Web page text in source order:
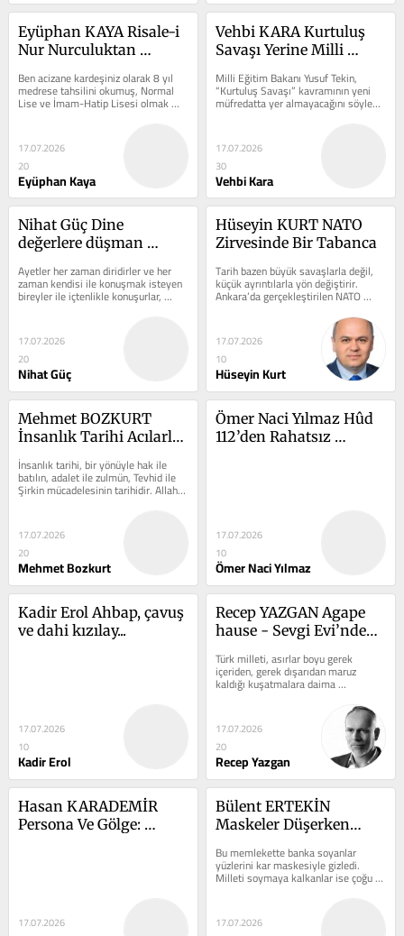
Eyüphan KAYA Risale-i
Nur Nurculuktan
Ben acizane kardeşiniz olarak 8 yıl
medrese tahsilini okumuş, Normal
Lise ve İmam-Hatip Lisesi olmak
üzere iki lise mezunu Kimya
17.07.2026
20
Eyüphan Kaya
Vehbi KARA Kurtuluş
Savaşı Yerine Milli
Milli Eğitim Bakanı Yusuf Tekin,
“Kurtuluş Savaşı” kavramının yeni
müfredatta yer almayacağını söyledi.
“Neden kurtuluyoruz? Ondan...
17.07.2026
30
Vehbi Kara
Nihat Güç Dine
değerlere düşman
yurt dışından mı ithal
edildiler?
Ayetler her zaman diridirler ve her
zaman kendisi ile konuşmak isteyen
bireyler ile içtenlikle konuşurlar,
istedikleri vakit kendilerine yol ve...
17.07.2026
20
Nihat Güç
Hüseyin KURT NATO
Zirvesinde Bir Tabanca
Tarih bazen büyük savaşlarla değil,
küçük ayrıntılarla yön değiştirir.
Ankara’da gerçekleştirilen NATO
Zirvesi’nin ardından dünya...
17.07.2026
10
Hüseyin Kurt
Mehmet BOZKURT
İnsanlık Tarihi Acılarla
Dolu
İnsanlık tarihi, bir yönüyle hak ile
batılın, adalet ile zulmün, Tevhid ile
Şirkin mücadelesinin tarihidir. Allah,
Hz. Adem (a.s)'den...
17.07.2026
20
Mehmet Bozkurt
Ömer Naci Yılmaz Hûd
112’den Rahatsız
17.07.2026
10
Ömer Naci Yılmaz
Kadir Erol Ahbap, çavuş
ve dahi kızılay...
17.07.2026
10
Kadir Erol
Recep YAZGAN Agape
hause - Sevgi Evi’nden,
Kilisesi’ne!
Türk milleti, asırlar boyu gerek
içeriden, gerek dışarıdan maruz
kaldığı kuşatmalara daima
maneviyatını kalkan yaparak
17.07.2026
20
Recep Yazgan
Hasan KARADEMİR
Persona Ve Gölge:
17.07.2026
Bülent ERTEKİN
Maskeler Düşerken…
Bu memlekette banka soyanlar
yüzlerini kar maskesiyle gizledi.
Milleti soymaya kalkanlar ise çoğu
zaman bir ideolojinin, bir sloganın ya
17.07.2026